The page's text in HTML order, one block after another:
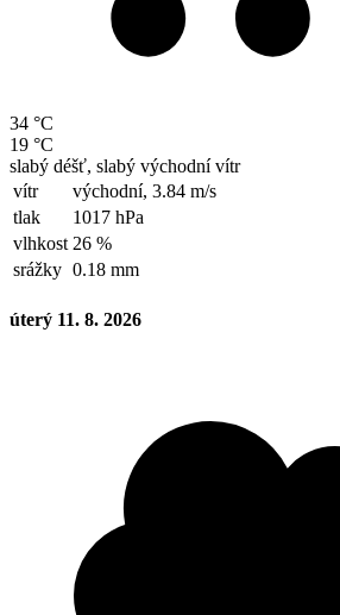
34 °C
19 °C
slabý déšť, slabý východní vítr
vítr
východní, 3.84 m/s
tlak
1017 hPa
vlhkost 26 %
srážky 0.18 mm
úterý 11. 8. 2026